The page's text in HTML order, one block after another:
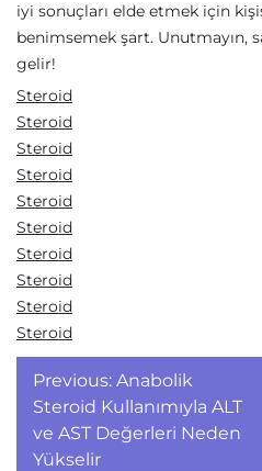
iyi sonuçları elde etmek için
benimsemek şart. Unutmayın,
gelir!
Steroid
Steroid
Steroid
Steroid
Steroid
Steroid
Steroid
Steroid
Steroid
Steroid
Yazı
gezinmesi
Previous: Anabolik
Steroid Kullanımıyla ALT
ve AST Değerleri Neden
Yükselir